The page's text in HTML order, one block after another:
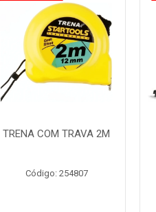
TRENA COM TRAVA 2M
Código: 254807